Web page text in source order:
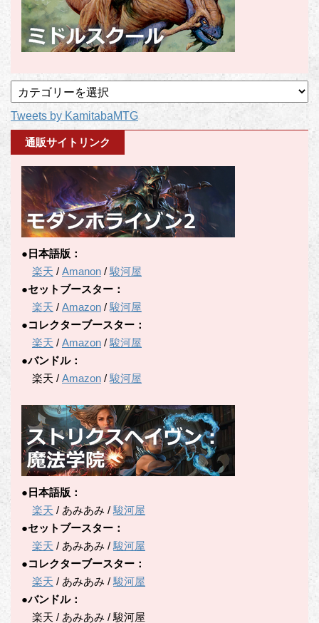
事
カ
テ
Tweets by KamitabaMTG
通販サイトリンク
●日本語版：
楽天 / Amanon /駿河屋
●セットブースター：
楽天 / Amazon /駿河屋
●コレクターブースター：
楽天 / Amazon /駿河屋
●バンドル：
楽天 / Amazon /駿河屋
●日本語版：
楽天 / あみあみ /駿河屋
●セットブースター：
楽天 / あみあみ /駿河屋
●コレクターブースター：
楽天 / あみあみ /駿河屋
●バンドル：
楽天 / あみあみ / 駿河屋